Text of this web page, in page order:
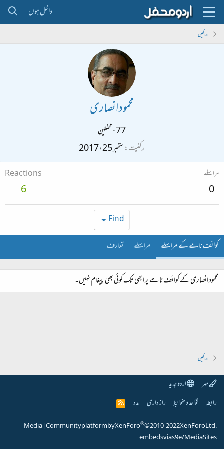
داخل ہوں
اراکین
محمود انصاری
محفلین·77
رکنیت ستمبر 25، 2017
مراسلے
0
Reactions
6
Find
کوائف نامے کے مراسلے مراسلے تعارف
محمود انصاری کے کوائف نامے پر ابھی تک کوئی بھی پیغام نہیں۔
اراکین
مہر
اردو جدید
رابطہ قواعد و ضوابط راز داری مدد
R
S
Community platform by XenForo®© 2010-2022 XenForo Ltd.
|
Media
embeds via s9e/MediaSites